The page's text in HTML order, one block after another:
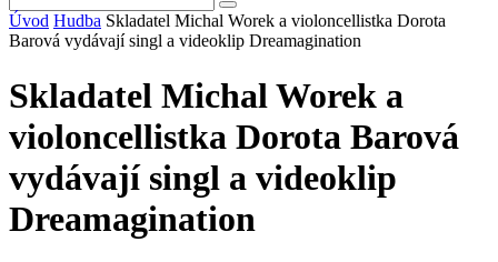
Úvod Hudba Skladatel Michal Worek a violoncellistka Dorota
Barová vydávají singl a videoklip Dreamagination
Skladatel Michal Worek a
violoncellistka Dorota Barová
vydávají singl a videoklip
Dreamagination